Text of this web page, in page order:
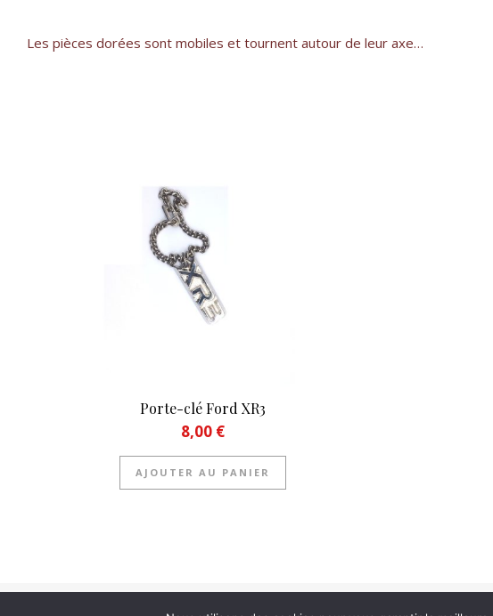
Les pièces dorées sont mobiles et tournent autour de leur axe…
Porte-clé Ford XR3
8,00 €
AJOUTER AU PANIER